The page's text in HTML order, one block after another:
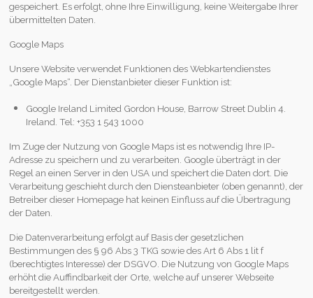
gespeichert. Es erfolgt, ohne Ihre Einwilligung, keine Weitergabe Ihrer
übermittelten Daten.
Google Maps
Unsere Website verwendet Funktionen des Webkartendienstes
„Google Maps“. Der Dienstanbieter dieser Funktion ist:
Google Ireland Limited Gordon House, Barrow Street Dublin 4.
Ireland. Tel: +353 1 543 1000
Im Zuge der Nutzung von Google Maps ist es notwendig Ihre IP-
Adresse zu speichern und zu verarbeiten. Google überträgt in der
Regel an einen Server in den USA und speichert die Daten dort. Die
Verarbeitung geschieht durch den Diensteanbieter (oben genannt), der
Betreiber dieser Homepage hat keinen Einfluss auf die Übertragung
der Daten.
Die Datenverarbeitung erfolgt auf Basis der gesetzlichen
Bestimmungen des § 96 Abs 3 TKG sowie des Art 6 Abs 1 lit f
(berechtigtes Interesse) der DSGVO. Die Nutzung von Google Maps
erhöht die Auffindbarkeit der Orte, welche auf unserer Webseite
bereitgestellt werden.